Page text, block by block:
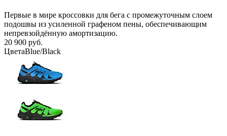
Первые в мире кроссовки для бега с промежуточным слоем
подошвы из усиленной графеном пены, обеспечивающим
непревзойдённую амортизацию.
20 900 руб.
ЦветаBlue/Black